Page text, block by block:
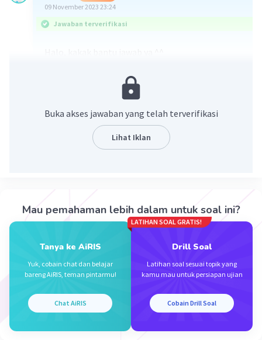
09 November 2023 23:24
Jawaban terverifikasi
merupakan salah satu wilayah dengan bioma
. Di bioma ini di dominasi oleh
tanaman seperti rumput alang-alang, liken, dan
lumut daun.
Jawabannya yang tepat adalah
Buka akses jawaban yang telah terverifikasi
Lihat Iklan
Mau pemahaman lebih dalam untuk soal ini?
Tanya ke AiRIS
Yuk, cobain chat dan belajar
bareng AiRIS, teman pintarmu!
Chat AiRIS
LATIHAN SOAL GRATIS!
Drill Soal
Latihan soal sesuai topik yang
kamu mau untuk persiapan ujian
Cobain Drill Soal